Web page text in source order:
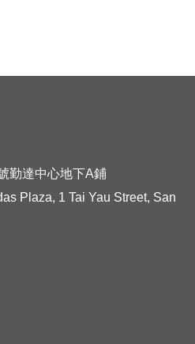
勤達中心地下A鋪
Plaza, 1 Tai Yau Street, San